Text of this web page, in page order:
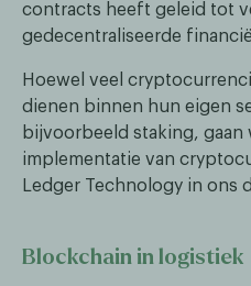
contracts heeft geleid tot
gedecentraliseerde
Hoewel veel
dienen binnen hun eigen
bijvoorbeeld staking, gaan
implementatie van
Ledger Technology in ons
Blockchain in logistiek